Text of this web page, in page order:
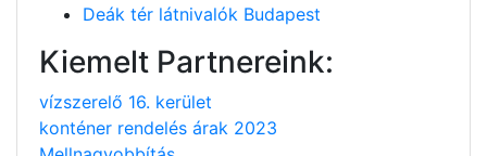
Deák tér látnivalók Budapest
Kiemelt Partnereink:
vízszerelő 16. kerület
konténer rendelés árak 2023